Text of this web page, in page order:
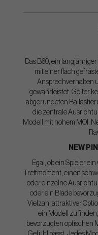
Das B60, ein
mit einer flach
Ansprechverhalten
gewährleistet. Golfer
abgerundeten
die zentrale
Modell mit hohem MOI.
NEW
Egal, ob ein Spieler
Treffmoment, einen
oder einzelne
oder ein Blade
Vielzahl attraktiver
ein Modell zu
bevorzugten optischen